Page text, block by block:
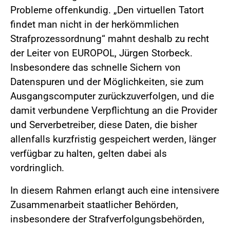
Probleme offenkundig. „Den virtuellen Tatort
findet man nicht in der herkömmlichen
Strafprozessordnung“ mahnt deshalb zu recht
der Leiter von EUROPOL, Jürgen Storbeck.
Insbesondere das schnelle Sichern von
Datenspuren und der Möglichkeiten, sie zum
Ausgangscomputer zurückzuverfolgen, und die
damit verbundene Verpflichtung an die Provider
und Serverbetreiber, diese Daten, die bisher
allenfalls kurzfristig gespeichert werden, länger
verfügbar zu halten, gelten dabei als
vordringlich.
In diesem Rahmen erlangt auch eine intensivere
Zusammenarbeit staatlicher Behörden,
insbesondere der Strafverfolgungsbehörden,